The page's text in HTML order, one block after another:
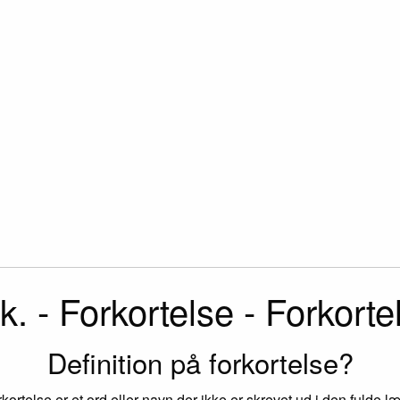
- Forkortelse -
Definition på forkortelse?